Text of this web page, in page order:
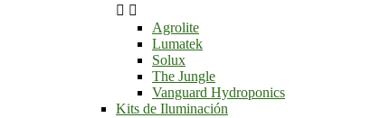
 
Agrolite
Lumatek
Solux
The Jungle
Vanguard Hydroponics
Kits de Iluminación